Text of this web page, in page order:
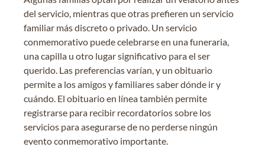
del servicio, mientras que otras prefieren un servicio
familiar más discreto o privado. Un servicio
conmemorativo puede celebrarse en una funeraria,
una capilla u otro lugar significativo para el ser
querido. Las preferencias varían, y un obituario
permite a los amigos y familiares saber dónde ir y
cuándo. El obituario en línea también permite
registrarse para recibir recordatorios sobre los
servicios para asegurarse de no perderse ningún
evento conmemorativo importante.